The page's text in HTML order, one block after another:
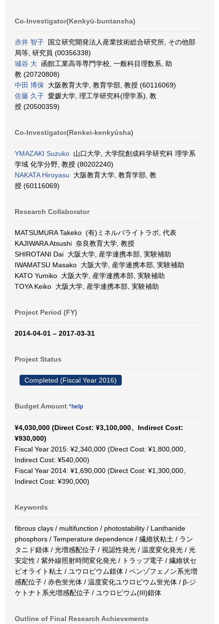
Co-Investigator(Kenkyū-buntansha)
赤井 智子 国立研究開発法人産業技術総合研究所, その他部
局等, 研究員 (00356338)
城谷 大 函館工業高等専門学校, 一般科目理数系, 助
教 (20720808)
中田 博保 大阪教育大学, 教育学部, 教授 (60116069)
佐藤 久子 愛媛大学, 理工学研究科(理学系), 教
授 (20500359)
Co-Investigator(Renkei-kenkyūsha)
YMAZAKI Suzuko 山口大学, 大学院創成科学研究科 理学系
学域 化学分野, 教授 (80202240)
NAKATA Hiroyasu 大阪教育大学, 教育学部, 教
授 (60116069)
Research Collaborator
MATSUMURA Takeko (有)ミネルバライトラボ, 代表
KAJIWARA Atsushi 奈良教育大学, 教授
SHIROTANI Dai 大阪大学, 産学連携本部, 実験補助
IWAMATSU Masako 大阪大学, 産学連携本部, 実験補助
KATO Yumiko 大阪大学, 産学連携本部, 実験補助
TOYA Keiko 大阪大学, 産学連携本部, 実験補助
Project Period (FY)
2014-04-01 – 2017-03-31
Project Status
Completed (Fiscal Year 2016)
Budget Amount *help
¥4,030,000 (Direct Cost: ¥3,100,000、Indirect Cost:
¥930,000)
Fiscal Year 2015: ¥2,340,000 (Direct Cost: ¥1,800,000、
Indirect Cost: ¥540,000)
Fiscal Year 2014: ¥1,690,000 (Direct Cost: ¥1,300,000、
Indirect Cost: ¥390,000)
Keywords
fibrous clays / multifunction / photostability / Lanthanide
phosphors / Temperature dependence / 繊維状粘土 / ラン
タニド錯体 / 光増感配位子 / 視認性発光 / 温度変化発光 / 光
安定性 / 紫外線照射時間変化発光 / トラップ電子 / 繊維状セ
ピオライト粘土 / ユウロピウム錯体 / ベンゾフェノン系光増
感配位子 / 赤色蛍光体 / 温度変化ユウロピウム蛍光体 / β‐ジ
ケトナト系光増感配位子 / ユウロピウム(III)錯体
Outline of Final Research Achievements